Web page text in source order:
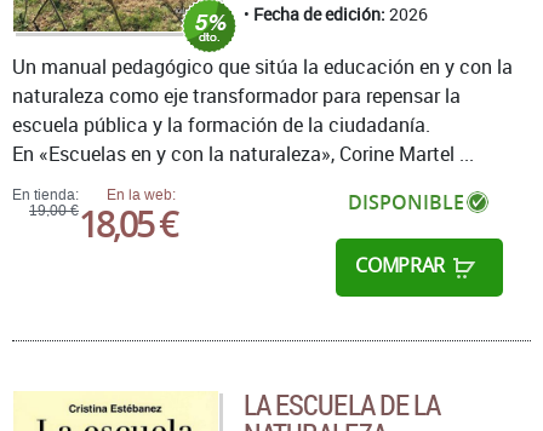
Fecha de edición: 2026
En tienda:
19,00 €
En la web:
18,05 € DISPONIBLE
COMPRAR
Un manual pedagógico que sitúa la educación en y con la
naturaleza como eje transformador para repensar la
escuela pública y la formación de la ciudadanía.
En «Escuelas en y con la naturaleza», Corine Martel ...
LA ESCUELA DE LA